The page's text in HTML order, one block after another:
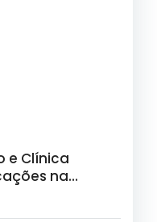
e Clínica
na
Terapêutico –